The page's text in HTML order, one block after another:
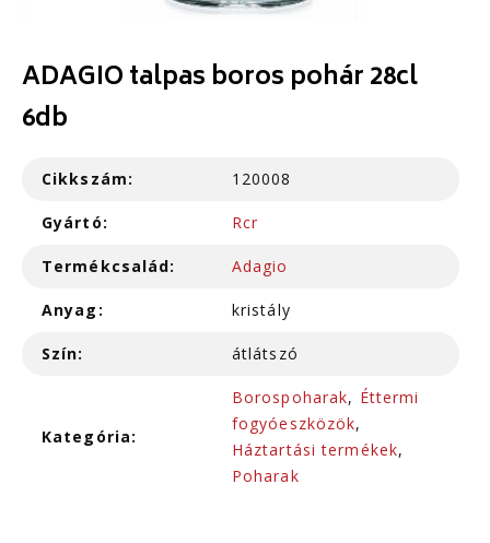
ADAGIO talpas boros pohár 28cl
6db
Cikkszám: 120008
Gyártó: Rcr
Termékcsalád: Adagio
Anyag: kristály
Szín: átlátszó
Kategória:
Borospoharak, Éttermi
fogyóeszközök,
Háztartási termékek,
Poharak